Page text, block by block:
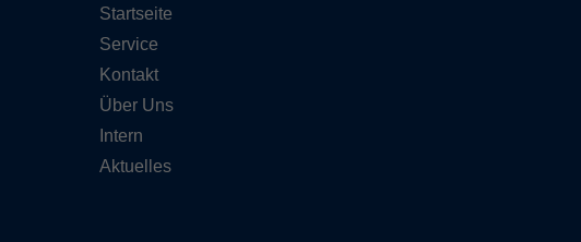
Startseite
Service
Kontakt
Über Uns
Intern
Aktuelles